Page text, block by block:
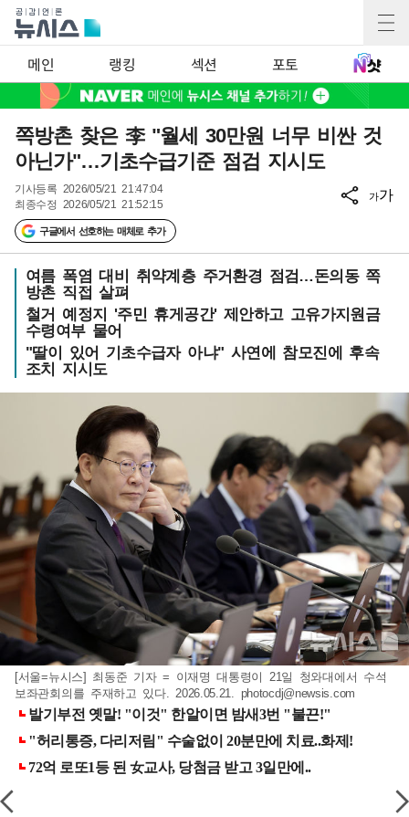
메인 랭킹 섹션 포토
쪽방촌 찾은 李 "월세 30만원 너무 비싼 것
아닌가"…기초수급기준 점검 지시도
기사등록 2026/05/21 21:47:04
최종수정 2026/05/21 21:52:15
구글에서 선호하는 매체로 추가
가가
여름 폭염 대비 취약계층 주거환경 점검…돈의동 쪽
방촌 직접 살펴
철거 예정지 '주민 휴게공간' 제안하고 고유가지원금
수령여부 물어
"딸이 있어 기초수급자 아냐" 사연에 참모진에 후속
조치 지시도
[서울=뉴시스] 최동준 기자 = 이재명 대통령이 21일 청와대에서 수석
보좌관회의를 주재하고 있다. 2026.05.21. photocdj@newsis.com